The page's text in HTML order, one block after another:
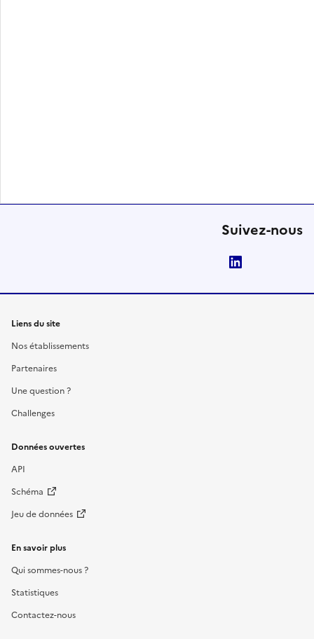
Suivez-nous
Liens du site
Nos établissements
Partenaires
Une question ?
Challenges
Données ouvertes
API
Schéma
Jeu de données
En savoir plus
Qui sommes-nous ?
Statistiques
Contactez-nous